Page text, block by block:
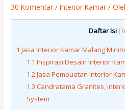
30 Komentar /Interior Kamar /
Daftar Isi [
1 Jasa Interior Kamar Malang
1.1 Inspirasi Desain Interior
1.2Jasa Pembuatan Interior
1.3 Candratama Granites,
System